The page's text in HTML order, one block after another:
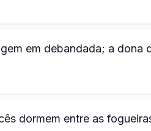
em debandada; a dona
dormem entre as